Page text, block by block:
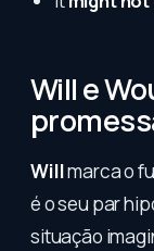
Will e
Willmarca o
é o seu par
situação